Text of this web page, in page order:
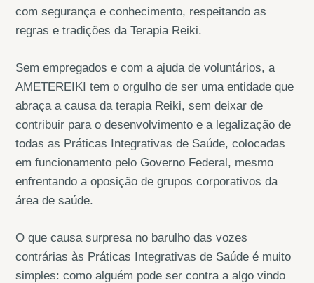
com segurança e conhecimento, respeitando as
regras e tradições da Terapia Reiki.
Sem empregados e com a ajuda de voluntários, a
AMETEREIKI tem o orgulho de ser uma entidade que
abraça a causa da terapia Reiki, sem deixar de
contribuir para o desenvolvimento e a legalização de
todas as Práticas Integrativas de Saúde, colocadas
em funcionamento pelo Governo Federal, mesmo
enfrentando a oposição de grupos corporativos da
área de saúde.
O que causa surpresa no barulho das vozes
contrárias às Práticas Integrativas de Saúde é muito
simples: como alguém pode ser contra a algo vindo